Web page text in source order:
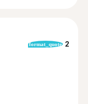
format_quote 2